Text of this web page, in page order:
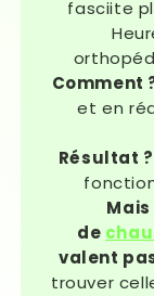
fasciite
Comment
et en
Résultat ?
de
valent
trouver